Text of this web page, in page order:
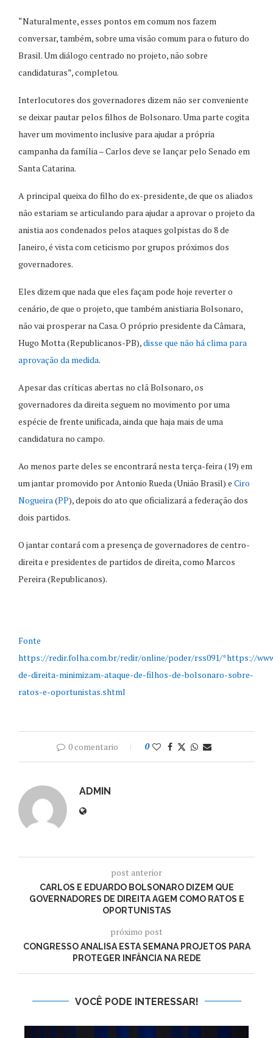
“Naturalmente, esses pontos em comum nos fazem
conversar, também, sobre uma visão comum para o futuro do
Brasil. Um diálogo centrado no projeto, não sobre
candidaturas”, completou.
Interlocutores dos governadores dizem não ser conveniente
se deixar pautar pelos filhos de Bolsonaro. Uma parte cogita
haver um movimento inclusive para ajudar a própria
campanha da família – Carlos deve se lançar pelo Senado em
Santa Catarina.
A principal queixa do filho do ex-presidente, de que os aliados
não estariam se articulando para ajudar a aprovar o projeto da
anistia aos condenados pelos ataques golpistas do 8 de
Janeiro, é vista com ceticismo por grupos próximos dos
governadores.
Eles dizem que nada que eles façam pode hoje reverter o
cenário, de que o projeto, que também anistiaria Bolsonaro,
não vai prosperar na Casa. O próprio presidente da Câmara,
Hugo Motta (Republicanos-PB),disse que não há clima para
aprovação da medida.
Apesar das críticas abertas no clã Bolsonaro, os
governadores da direita seguem no movimento por uma
espécie de frente unificada, ainda que haja mais de uma
candidatura no campo.
Ao menos parte deles se encontrará nesta terça-feira (19) em
um jantar promovido por Antonio Rueda (União Brasil) e Ciro
Nogueira (PP), depois do ato que oficializará a federação dos
dois partidos.
O jantar contará com a presença de governadores de centro-
direita e presidentes de partidos de direita, como Marcos
Pereira (Republicanos).
Fonte
https://redir.folha.com.br/redir/online/poder/rss091/*https://
de-direita-minimizam-ataque-de-filhos-de-bolsonaro-sobre-
ratos-e-oportunistas.shtml
0 comentario 0
ADMIN
post anterior
CARLOS E EDUARDO BOLSONARO DIZEM QUE
GOVERNADORES DE DIREITA AGEM COMO RATOS E
OPORTUNISTAS
próximo post
CONGRESSO ANALISA ESTA SEMANA PROJETOS PARA
PROTEGER INFÂNCIA NA REDE
VOCÊ PODE INTERESSAR!